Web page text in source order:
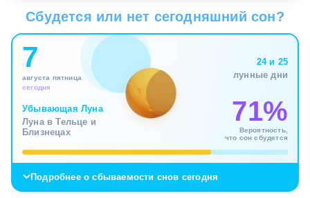
люди?
Если беспомощность во сне переживаете не вы,
а кто-то рядом, сон переносит акцент на
отношения. Близкий человек в слабом положении
может отражать вашу усталость от роли
спасателя, тревогу за него или скрытое чувство,
что в паре и семье слишком многое держится на
вас. Подсознание здесь говорит не только о
сочувствии, но и о неравном распределении
нагрузки.
Чужие люди меняют оттенок сна. Их
беспомощность часто символизирует общую
Сбудется или нет сегодняшний сон?
7
августа пятница
сегодня
Убывающая Луна
Луна в Тельце и
Близнецах
24 и 25
лунные дни
71%
Вероятность,
что сон сбудется
Подробнее о сбываемости снов сегодня